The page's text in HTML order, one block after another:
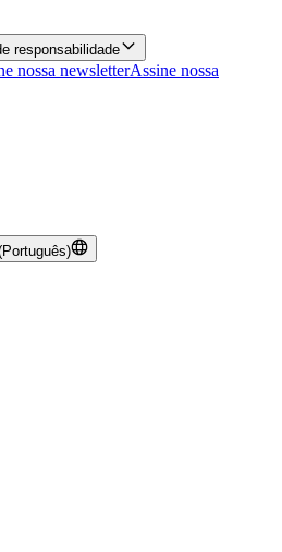
responsabilidade
nossa newsletterAssine nossa